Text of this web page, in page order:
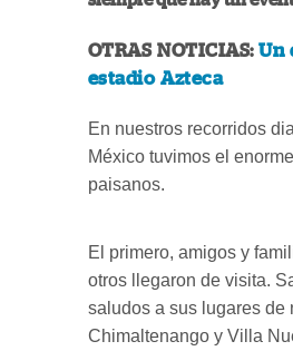
OTRAS NOTICIAS:Un
estadio Azteca
En nuestros recorridos
México tuvimos el
paisanos.
El primero, amigos y
otros llegaron de visita.
saludos a sus lugares de
Chimaltenango y Villa